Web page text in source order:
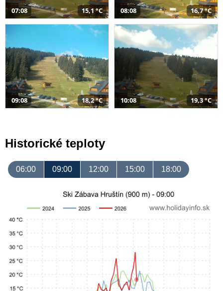
07:08 15,1 °C 08:08 16,7 °C
09:08 18,2 °C 10:08 19,3 °C
Historické teploty
06:00 09:00 12:00 15:00 18:00